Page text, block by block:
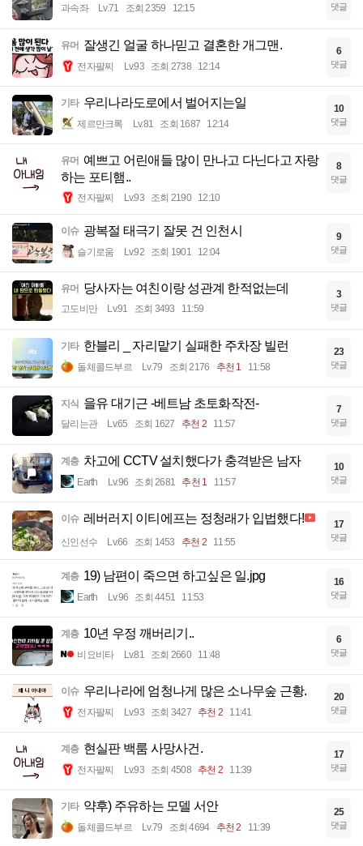
과속좌 Lv.71 조회 2359 12:15 댓글
유머 잘생긴 얼굴 하나믿고 결혼한 개그맨.
전자팔찌 Lv.93 조회 2738 12:14
6
댓글
기타 우리나라도로에서 벌어지는일
제르만크록 Lv.81 조회 1687 12:14
10
댓글
유머 예쁘고 어린애들 많이 만나고 다닌다고 자랑
하는 포티햄..
전자팔찌 Lv.93 조회 2190 12:10
8
댓글
이슈 광복절 태극기 잘못 건 인천시
슬기로움 Lv.92 조회 1901 12:04
9
댓글
유머 당사자는 여친이랑 성관계 한적없는데
고도비만 Lv.91 조회 3493 11:59
3
댓글
기타 한블리 _ 자리맡기 실패한 주차장 빌런
돌체콜드부르 Lv.79 조회 2176 추천 1 11:58
23
댓글
지식 을유 대기근 -베트남 초토화작전-
달리는관 Lv.65 조회 1627 추천 2 11:57
7
댓글
계층 차고에 CCTV 설치했다가 충격받은 남자
Earth Lv.96 조회 2681 추천 1 11:57
10
댓글
이슈 레버러지 이티에프는 정청래가 입법했다!
신인선수 Lv.66 조회 1453 추천 2 11:55
17
댓글
계층 19) 남편이 죽으면 하고싶은 일.jpg
Earth Lv.96 조회 4451 11:53
16
댓글
계층 10년 우정 깨버리기..
비요비타 Lv.81 조회 2660 11:48
6
댓글
이슈 우리나라에 엄청나게 많은 소나무숲 근황.
전자팔찌 Lv.93 조회 3427 추천 2 11:41
20
댓글
계층 현실판 백룸 사망사건.
전자팔찌 Lv.93 조회 4508 추천 2 11:39
17
댓글
기타 약후) 주유하는 모델 서안
돌체콜드부르 Lv.79 조회 4694 추천 2 11:39
25
댓글